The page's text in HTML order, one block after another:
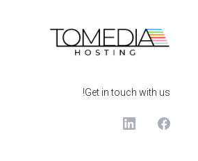
Get in touch with us!